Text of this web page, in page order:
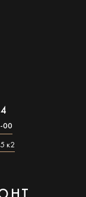
00
к2